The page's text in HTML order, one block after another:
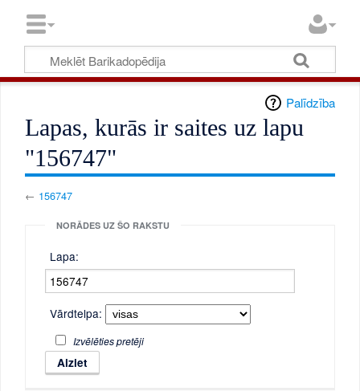
Palīdzība
Lapas, kurās ir saites uz lapu
"156747"
← 156747
NORĀDES UZ ŠO RAKSTU
Lapa:
Vārdtelpa:
Izvēlēties pretēji